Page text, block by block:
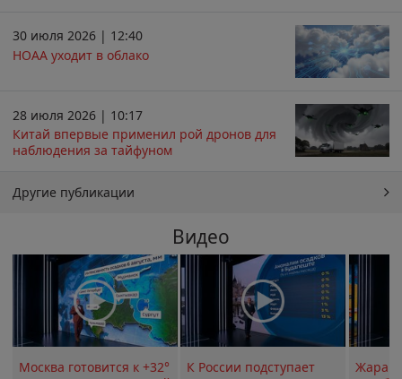
30 июля 2026 | 12:40
НОАА уходит в облако
28 июля 2026 | 10:17
Китай впервые применил рой дронов для
наблюдения за тайфуном
Другие публикации
Видео
Москва готовится к +32°
К России подступает
Жара в